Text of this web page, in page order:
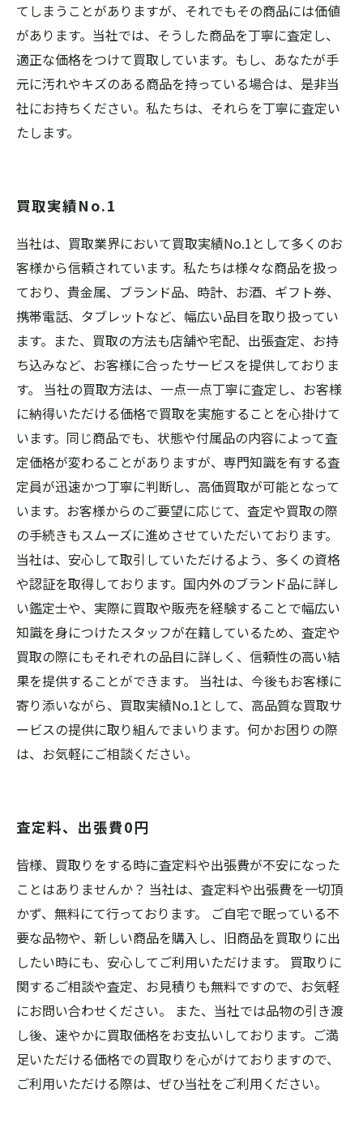
てしまうことがありますが、それでもその商品には価値
があります。当社では、そうした商品を丁寧に査定し、
適正な価格をつけて買取しています。もし、あなたが手
元に汚れやキズのある商品を持っている場合は、是非当
社にお持ちください。私たちは、それらを丁寧に査定い
たします。
買取実績No.1
当社は、買取業界において買取実績No.1として多くのお
客様から信頼されています。私たちは様々な商品を扱っ
ており、貴金属、ブランド品、時計、お酒、ギフト券、
携帯電話、タブレットなど、幅広い品目を取り扱ってい
ます。また、買取の方法も店舗や宅配、出張査定、お持
ち込みなど、お客様に合ったサービスを提供しておりま
す。 当社の買取方法は、一点一点丁寧に査定し、お客様
に納得いただける価格で買取を実施することを心掛けて
います。同じ商品でも、状態や付属品の内容によって査
定価格が変わることがありますが、専門知識を有する査
定員が迅速かつ丁寧に判断し、高価買取が可能となって
います。お客様からのご要望に応じて、査定や買取の際
の手続きもスムーズに進めさせていただいております。
当社は、安心して取引していただけるよう、多くの資格
や認証を取得しております。国内外のブランド品に詳し
い鑑定士や、実際に買取や販売を経験することで幅広い
知識を身につけたスタッフが在籍しているため、査定や
買取の際にもそれぞれの品目に詳しく、信頼性の高い結
果を提供することができます。 当社は、今後もお客様に
寄り添いながら、買取実績No.1として、高品質な買取サ
ービスの提供に取り組んでまいります。何かお困りの際
は、お気軽にご相談ください。
査定料、出張費0円
皆様、買取りをする時に査定料や出張費が不安になった
ことはありませんか？ 当社は、査定料や出張費を一切頂
かず、無料にて行っております。 ご自宅で眠っている不
要な品物や、新しい商品を購入し、旧商品を買取りに出
したい時にも、安心してご利用いただけます。 買取りに
関するご相談や査定、お見積りも無料ですので、お気軽
にお問い合わせください。 また、当社では品物の引き渡
し後、速やかに買取価格をお支払いしております。ご満
足いただける価格での買取りを心がけておりますので、
ご利用いただける際は、ぜひ当社をご利用ください。